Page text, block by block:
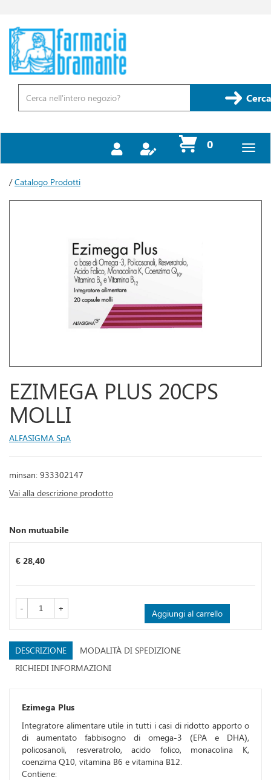
contenuto
principale
Farmacia
Bramante
Prodotto
0prodotti
inseriti
/Catalogo Prodotti
EZIMEGA PLUS 20CPS
MOLLI
ALFASIGMA SpA
minsan: 933302147
Vai alla descrizione prodotto
Non mutuabile
Prezzo
€ 28,40
- + Aggiungi al carrello
DESCRIZIONE
MODALITÀ DI SPEDIZIONE
RICHIEDI INFORMAZIONI
Ezimega Plus
Integratore alimentare utile in tutti i casi di ridotto apporto o
di aumentato fabbisogno di omega-3 (EPA e DHA),
policosanoli, resveratrolo, acido folico, monacolina K,
coenzima Q10, vitamina B6 e vitamina B12.
Contiene: